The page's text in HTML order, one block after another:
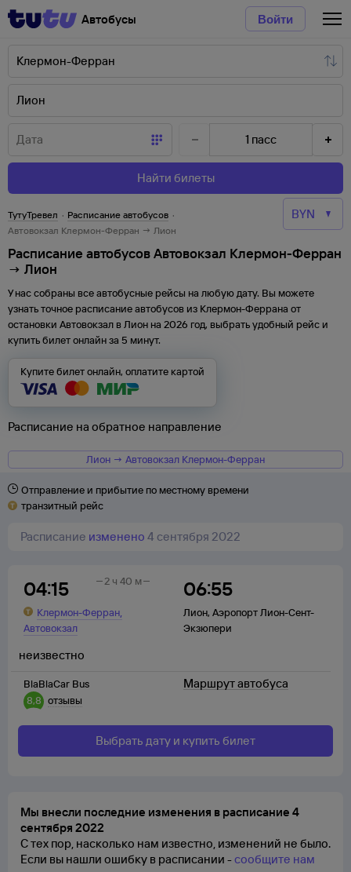
Автобусы Войти
1 пасс
Найти билеты
ТутуТревел · Расписание автобусов ·
Автовокзал Клермон-Ферран → Лион
Расписание автобусов Автовокзал Клермон-Ферран
→ Лион
У нас собраны все автобусные рейсы на любую дату. Вы можете
узнать точное расписание автобусов из Клермон-Феррана от
остановки Автовокзал в Лион на 2026 год, выбрать удобный рейс и
купить билет онлайн за 5 минут.
Купите билет онлайн, оплатите картой
Расписание на обратное направление
Лион → Автовокзал Клермон-Ферран
Отправление и прибытие по местному времени
транзитный рейс
Расписание изменено 4 сентября 2022
04:15
Клермон-Ферран,
Автовокзал
06:55
Лион, Аэропорт Лион-Сент-
Экзюпери
2 ч 40 м
BlaBlaCar Bus
8,8 отзывы
неизвестно
Маршрут автобуса
Выбрать дату и купить билет
Мы внесли последние изменения в расписание 4
сентября 2022
С тех пор, насколько нам известно, изменений не было.
Если вы нашли ошибку в расписании -сообщите нам